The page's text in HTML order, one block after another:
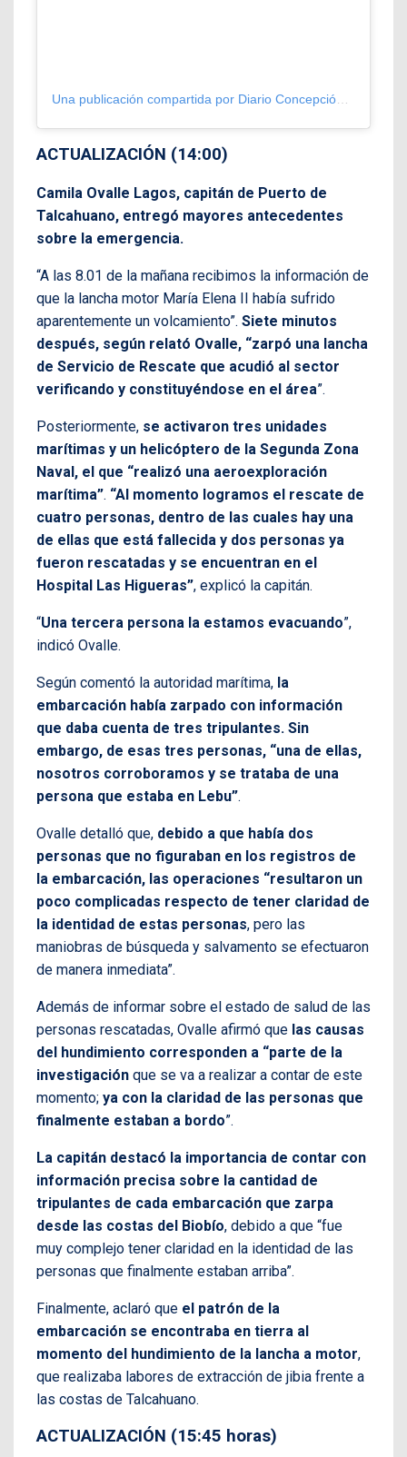
ACTUALIZACIÓN (14:00)
Camila Ovalle Lagos, capitán de Puerto de
Talcahuano, entregó mayores antecedentes
sobre la emergencia.
“A las 8.01 de la mañana recibimos la información de
que la lancha motor María Elena II había sufrido
aparentemente un volcamiento”. Siete minutos
después, según relató Ovalle, “zarpó una lancha
de Servicio de Rescate que acudió al sector
verificando y constituyéndose en el área”.
Posteriormente, se activaron tres unidades
marítimas y un helicóptero de la Segunda Zona
Naval, el que “realizó una aeroexploración
marítima”. “Al momento logramos el rescate de
cuatro personas, dentro de las cuales hay una
de ellas que está fallecida y dos personas ya
fueron rescatadas y se encuentran en el
Hospital Las Higueras”, explicó la capitán.
“Una tercera persona la estamos evacuando”,
indicó Ovalle.
Según comentó la autoridad marítima, la
embarcación había zarpado con información
que daba cuenta de tres tripulantes. Sin
embargo, de esas tres personas, “una de ellas,
nosotros corroboramos y se trataba de una
persona que estaba en Lebu”.
Ovalle detalló que, debido a que había dos
personas que no figuraban en los registros de
la embarcación, las operaciones “resultaron un
poco complicadas respecto de tener claridad de
la identidad de estas personas, pero las
maniobras de búsqueda y salvamento se efectuaron
de manera inmediata”.
Además de informar sobre el estado de salud de las
personas rescatadas, Ovalle afirmó que las causas
del hundimiento corresponden a “parte de la
investigación que se va a realizar a contar de este
momento; ya con la claridad de las personas que
finalmente estaban a bordo”.
La capitán destacó la importancia de contar con
información precisa sobre la cantidad de
tripulantes de cada embarcación que zarpa
desde las costas del Biobío, debido a que “fue
muy complejo tener claridad en la identidad de las
personas que finalmente estaban arriba”.
Finalmente, aclaró que el patrón de la
embarcación se encontraba en tierra al
momento del hundimiento de la lancha a motor,
que realizaba labores de extracción de jibia frente a
las costas de Talcahuano.
ACTUALIZACIÓN (15:45 horas)